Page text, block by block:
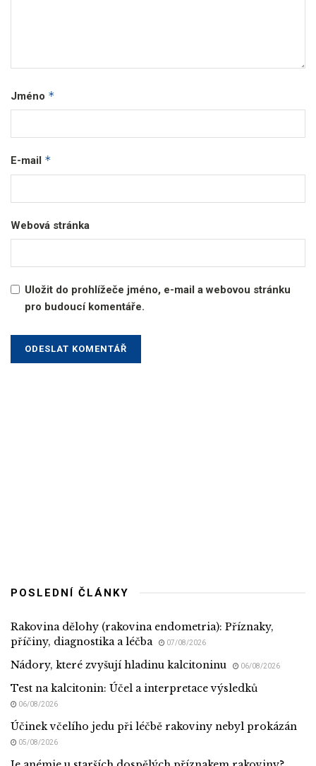
Jméno *
E-mail *
Webová stránka
Uložit do prohlížeče jméno, e-mail a webovou stránku
pro budoucí komentáře.
POSLEDNÍ ČLÁNKY
Rakovina dělohy (rakovina endometria): Příznaky,
příčiny, diagnostika a léčba
07/08/2026
Nádory, které zvyšují hladinu kalcitoninu 06/08/2026
Test na kalcitonin: Účel a interpretace výsledků
06/08/2026
Účinek včelího jedu při léčbě rakoviny nebyl prokázán
05/08/2026